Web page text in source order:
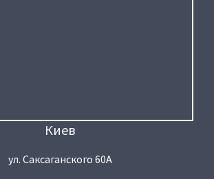
Киев
ул. Саксаганского 60А